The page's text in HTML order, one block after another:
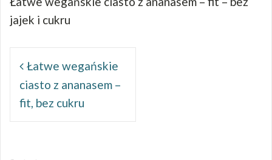
jajek i cukru
wpisuŁatwe wegańskie
ciasto z ananasem –
fit, bez cukru